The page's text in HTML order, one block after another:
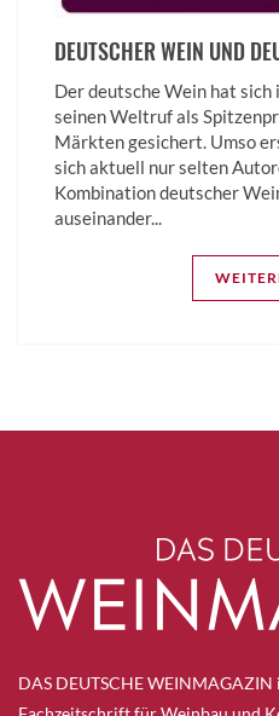
DEUTSCHER WEIN UND
Der deutsche Wein hat
seinen Weltruf als
Märkten gesichert. Umso
sich aktuell nur selten
Kombination deutscher
auseinander...
DAS DEUTSCHE